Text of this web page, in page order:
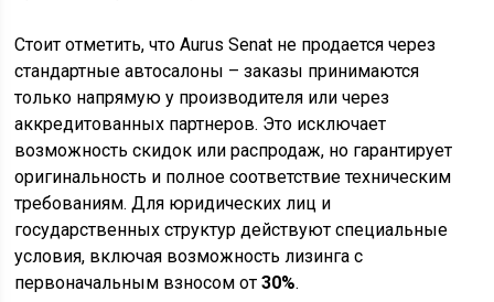
Стоит отметить, что Aurus Senat не продается через
стандартные автосалоны – заказы принимаются
только напрямую у производителя или через
аккредитованных партнеров. Это исключает
возможность скидок или распродаж, но гарантирует
оригинальность и полное соответствие техническим
требованиям. Для юридических лиц и
государственных структур действуют специальные
условия, включая возможность лизинга с
первоначальным взносом от30%.